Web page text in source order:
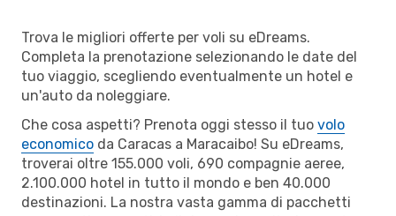
Trova le migliori offerte per voli su eDreams.
Completa la prenotazione selezionando le date del
tuo viaggio, scegliendo eventualmente un hotel e
un'auto da noleggiare.
Che cosa aspetti? Prenota oggi stesso il tuo volo
economico da Caracas a Maracaibo! Su eDreams,
troverai oltre 155.000 voli, 690 compagnie aeree,
2.100.000 hotel in tutto il mondo e ben 40.000
destinazioni. La nostra vasta gamma di pacchetti